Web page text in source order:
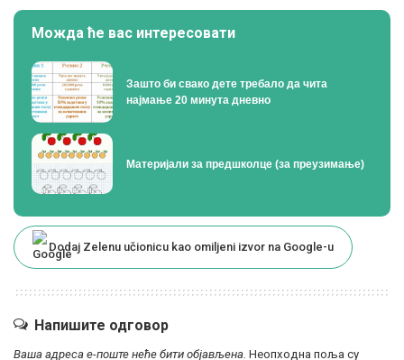
Можда ће вас интересовати
Зашто би свако дете требало да чита
најмање 20 минута дневно
Материјали за предшколце (за преузимање)
Dodaj Zelenu učionicu kao omiljeni izvor na Google-u
Напишите одговор
Ваша адреса е-поште неће бити објављена. Неопходна поља су